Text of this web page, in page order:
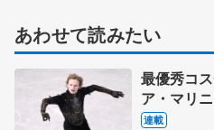
あわせて読みたい
最優秀コ
ア・マリ
手の考え
連載